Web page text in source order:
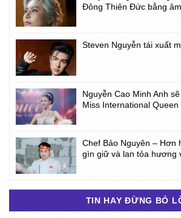
Đông Thiên Đức bằng
Steven Nguyễn tái xuất
Nguyễn Cao Minh Anh
Miss International Queen
Chef Bảo Nguyên – Hơn
gìn giữ và lan tỏa hương
TIN HAY ĐỪNG BỎ